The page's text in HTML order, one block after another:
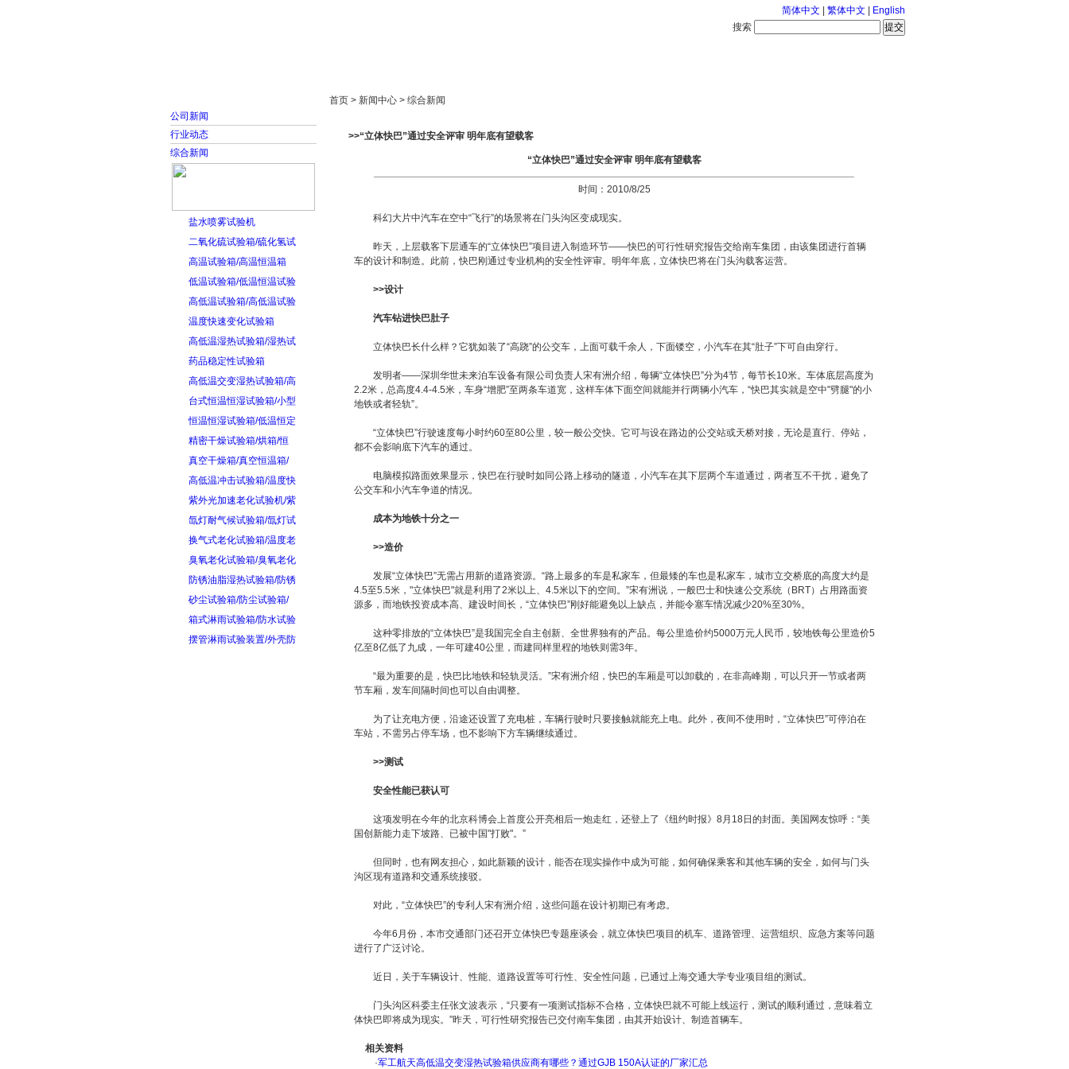
简体中文 繁体中文
English
搜索
公司新闻
行业动态
综合新闻
盐水喷雾试验机
二氧化硫试验箱/硫化氢试
高温试验箱/高温恒温箱
低温试验箱/低温恒温试验
高低温试验箱/高低温试验
温度快速变化试验箱
高低温湿热试验箱/湿热试
药品稳定性试验箱
高低温交变湿热试验箱/高
台式恒温恒湿试验箱/小型
恒温恒湿试验箱/低温恒定
精密干燥试验箱/烘箱/恒
真空干燥箱/真空恒温箱/
高低温冲击试验箱/温度快
紫外光加速老化试验机/紫
氙灯耐气候试验箱/氙灯试
换气式老化试验箱/温度老
臭氧老化试验箱/臭氧老化
防锈油脂湿热试验箱/防锈
砂尘试验箱/防尘试验箱/
箱式淋雨试验箱/防水试验
摆管淋雨试验装置/外壳防
首页 > 新闻中心 > 综合新闻
>>“立体快巴”通过安全评审 明年底有望载客
“立体快巴”通过安全评审 明年底有望载客
时间：2010/8/25
科幻大片中汽车在空中“飞行”的场景将在门头沟区变成现实。
昨天，上层载客下层通车的“立体快巴”项目进入制造环节——快巴的可行性研究报告交给南车集团，由该集团进行首辆
车的设计和制造。此前，快巴刚通过专业机构的安全性评审。明年年底，立体快巴将在门头沟载客运营。
>>设计
汽车钻进快巴肚子
立体快巴长什么样？它犹如装了“高跷”的公交车，上面可载千余人，下面镂空，小汽车在其“肚子”下可自由穿行。
发明者——深圳华世未来泊车设备有限公司负责人宋有洲介绍，每辆“立体快巴”分为4节，每节长10米。车体底层高度为
2.2米，总高度4.4-4.5米，车身“增肥”至两条车道宽，这样车体下面空间就能并行两辆小汽车，“快巴其实就是空中"劈腿"的小
地铁或者轻轨”。
“立体快巴”行驶速度每小时约60至80公里，较一般公交快。它可与设在路边的公交站或天桥对接，无论是直行、停站，
都不会影响底下汽车的通过。
电脑模拟路面效果显示，快巴在行驶时如同公路上移动的隧道，小汽车在其下层两个车道通过，两者互不干扰，避免了
公交车和小汽车争道的情况。
成本为地铁十分之一
>>造价
发展“立体快巴”无需占用新的道路资源。“路上最多的车是私家车，但最矮的车也是私家车，城市立交桥底的高度大约是
4.5至5.5米，"立体快巴"就是利用了2米以上、4.5米以下的空间。”宋有洲说，一般巴士和快速公交系统（BRT）占用路面资
源多，而地铁投资成本高、建设时间长，“立体快巴”刚好能避免以上缺点，并能令塞车情况减少20%至30%。
这种零排放的“立体快巴”是我国完全自主创新、全世界独有的产品。每公里造价约5000万元人民币，较地铁每公里造价5
亿至8亿低了九成，一年可建40公里，而建同样里程的地铁则需3年。
“最为重要的是，快巴比地铁和轻轨灵活。”宋有洲介绍，快巴的车厢是可以卸载的，在非高峰期，可以只开一节或者两
节车厢，发车间隔时间也可以自由调整。
为了让充电方便，沿途还设置了充电桩，车辆行驶时只要接触就能充上电。此外，夜间不使用时，“立体快巴”可停泊在
车站，不需另占停车场，也不影响下方车辆继续通过。
>>测试
安全性能已获认可
这项发明在今年的北京科博会上首度公开亮相后一炮走红，还登上了《纽约时报》8月18日的封面。美国网友惊呼：“美
国创新能力走下坡路、已被中国"打败"。”
但同时，也有网友担心，如此新颖的设计，能否在现实操作中成为可能，如何确保乘客和其他车辆的安全，如何与门头
沟区现有道路和交通系统接驳。
对此，“立体快巴”的专利人宋有洲介绍，这些问题在设计初期已有考虑。
今年6月份，本市交通部门还召开立体快巴专题座谈会，就立体快巴项目的机车、道路管理、运营组织、应急方案等问题
进行了广泛讨论。
近日，关于车辆设计、性能、道路设置等可行性、安全性问题，已通过上海交通大学专业项目组的测试。
门头沟区科委主任张文波表示，“只要有一项测试指标不合格，立体快巴就不可能上线运行，测试的顺利通过，意味着立
体快巴即将成为现实。”昨天，可行性研究报告已交付南车集团，由其开始设计、制造首辆车。
相关资料
·军工航天高低温交变湿热试验箱供应商有哪些？通过GJB 150A认证的厂家汇总